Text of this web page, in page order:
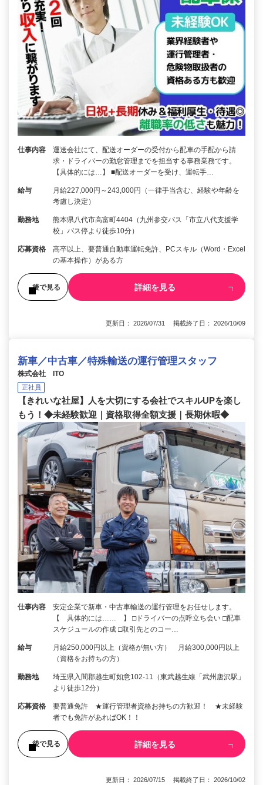
仕事内容
運送会社にて、配送オーダーの受付から配車の手配から請
求・ドライバーの勤怠管理までを担当する事務業務です。
【具体的には…】 ■配送オーダーを受け、運転手…
給与
月給227,000円～243,000円（一律手当含む、経験や年齢を
考慮し決定）
勤務地
熊本県八代市高富町4404（九州参交バス「市立八代支援学
校」バス停より徒歩10分）
応募資格
高卒以上、要普通自動車運転免許、PCスキル（Word・Excel
の基本操作）がある方
後で見る 詳細を見る
更新日： 2026/07/31 掲載終了日： 2026/10/09
新車／中古車／特殊輸送の運行管理スタッフ
株式会社 ITO
正社員
【きれいな社屋】人を大切にする会社でスキルUPを楽し
もう！◆未経験歓迎｜資格取得全額支援｜長期休暇◆
仕事内容
安定企業で新車・中古車輸送の運行管理をお任せします。
【 具体的には…… 】 □ドライバーの点呼立ち会い □配車
スケジュールの作成 □取引先とのコー…
給与
月給250,000円以上（資格が無い方） 月給300,000円以上
（資格をお持ちの方）
勤務地
埼玉県入間郡越生町如意102-11（東武越生線「武州唐沢駅」
より徒歩12分）
応募資格
要普通免許 ★運行管理者資格お持ちの方歓迎！ ★未経験
者でも免許があればOK！！
後で見る 詳細を見る
更新日： 2026/07/15 掲載終了日： 2026/10/02